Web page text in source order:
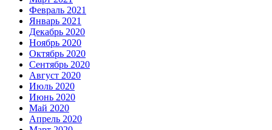
Февраль 2021
Январь 2021
Декабрь 2020
Ноябрь 2020
Октябрь 2020
Сентябрь 2020
Август 2020
Июль 2020
Июнь 2020
Май 2020
Апрель 2020